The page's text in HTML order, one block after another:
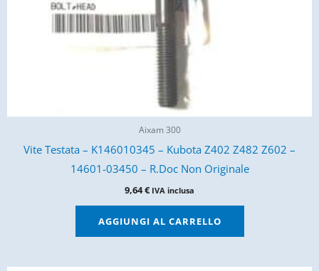
Aixam 300
Vite Testata – K146010345 – Kubota Z402 Z482 Z602 –
14601-03450 – R.Doc Non Originale
9,64€ IVA inclusa
AGGIUNGI AL CARRELLO